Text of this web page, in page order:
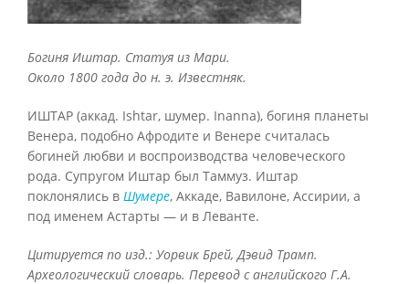
Богиня Иштар. Статуя из Мари.
Около 1800 года до н. э. Известняк.
ИШТАР (аккад. Ishtar, шумер. Inanna), богиня планеты
Венера, подобно Афродите и Венере считалась
богиней любви и воспроизводства человеческого
рода. Супругом Иштар был Таммуз. Иштар
поклонялись в Шумере, Аккаде, Вавилоне, Ассирии, а
под именем Астарты — и в Леванте.
Цитируется по изд.: Уорвик Брей, Дэвид Трамп.
Археологический словарь. Перевод с английского Г.А.